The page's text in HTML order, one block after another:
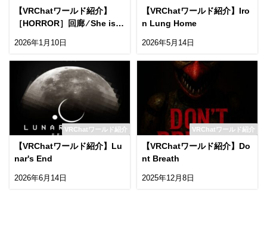
【VRChatワールド紹介】
［HORROR］回廊 ⁄ She is i
2026年1月10日
【VRChatワールド紹介】Iro
n Lung Home
2026年5月14日
VRChatワールド紹介
【VRChatワールド紹介】Lu
nar's End
2026年6月14日
VRChatワールド紹介
【VRChatワールド紹介】Do
nt Breath
2025年12月8日